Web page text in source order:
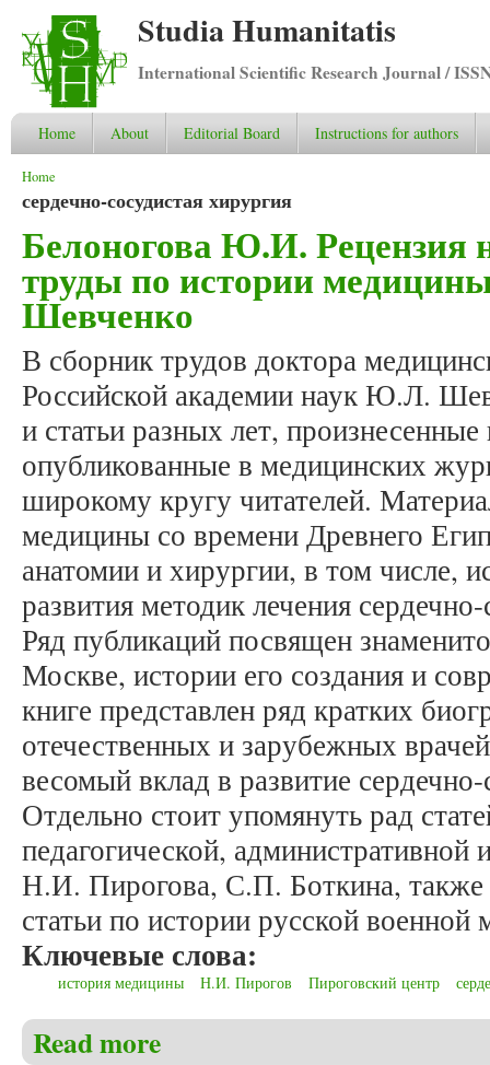
Studia Humanitatis
International Scientific Research Journal /
Home About Editorial Board Instructions for authors
You are here
Home
сердечно-сосудистая хирургия
Белоногова Ю.И. Рецензия
труды по истории
Шевченко
В сборник трудов доктора
Российской академии наук Ю.Л.
и статьи разных лет,
опубликованные в медицинских
широкому кругу читателей.
медицины со времени Древнего
анатомии и хирургии, в том числе,
развития методик лечения
Ряд публикаций посвящен
Москве, истории его создания и
книге представлен ряд кратких
отечественных и зарубежных
весомый вклад в развитие
Отдельно стоит упомянуть рад
педагогической, административной
Н.И. Пирогова, С.П. Боткина, также
статьи по истории русской
Ключевые слова:
история медицины Н.И. Пирогов Пироговский центр
Read more